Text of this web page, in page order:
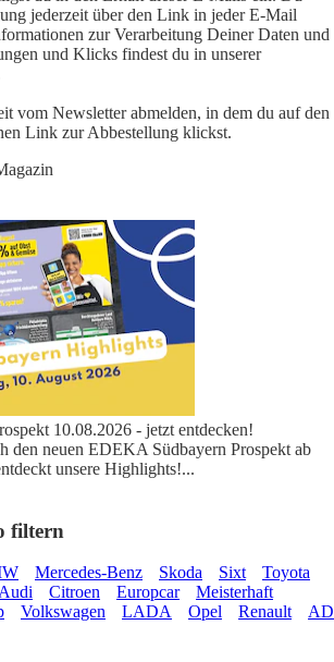
jederzeit über den Link in jeder E-Mail
zur Verarbeitung Deiner Daten und
und Klicks findest du in unserer
vom Newsletter abmelden, in dem du auf den
Link zur Abbestellung klickst.
10.08.2026 - jetzt entdecken!
den neuen EDEKA Südbayern Prospekt ab
unsere Highlights!...
filtern
Mercedes-Benz Skoda Sixt
Toyota
Citroen Europcar
Meisterhaft
Volkswagen LADA Opel Renault
AD